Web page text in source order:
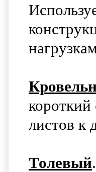
короткий
листов к
Толевый